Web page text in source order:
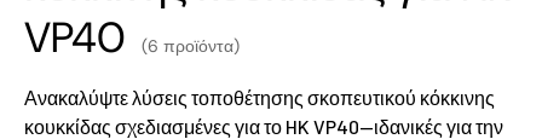
VP40
(6 προϊόντα)
Ανακαλύψτε λύσεις τοποθέτησης σκοπευτικού κόκκινης
κουκκίδας σχεδιασμένες για το HK VP40—ιδανικές για την